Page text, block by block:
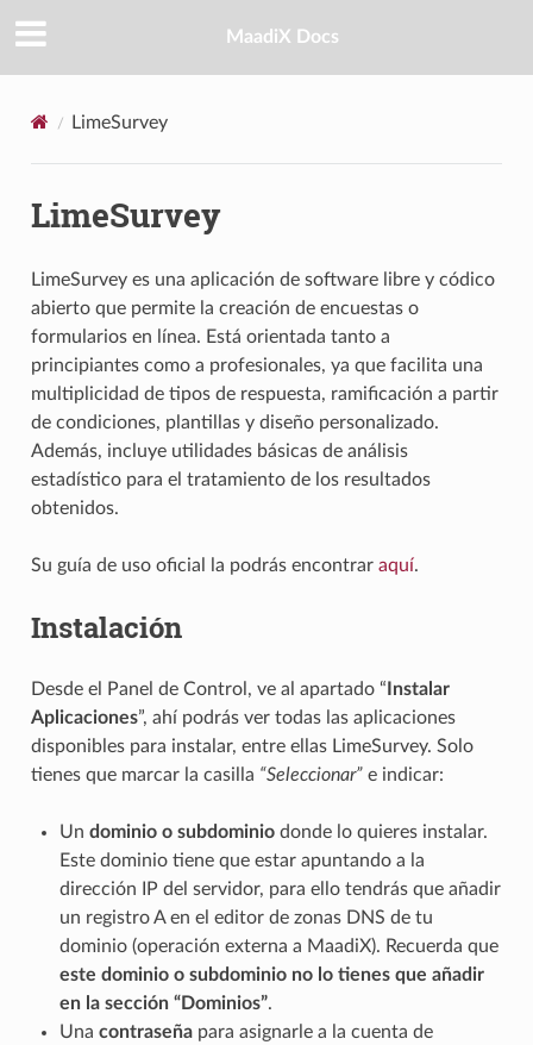
MaadiX Docs
LimeSurvey
LimeSurvey
LimeSurvey es una aplicación de software libre y códico
abierto que permite la creación de encuestas o
formularios en línea. Está orientada tanto a
principiantes como a profesionales, ya que facilita una
multiplicidad de tipos de respuesta, ramificación a partir
de condiciones, plantillas y diseño personalizado.
Además, incluye utilidades básicas de análisis
estadístico para el tratamiento de los resultados
obtenidos.
Su guía de uso oficial la podrás encontrar aquí.
Instalación
Desde el Panel de Control, ve al apartado “ Instalar
Aplicaciones”, ahí podrás ver todas las aplicaciones
disponibles para instalar, entre ellas LimeSurvey. Solo
tienes que marcar la casilla “Seleccionar”e indicar:
Un dominio o subdominiodonde lo quieres instalar.
Este dominio tiene que estar apuntando a la
dirección IP del servidor, para ello tendrás que añadir
un registro A en el editor de zonas DNS de tu
dominio (operación externa a MaadiX). Recuerda que
este dominio o subdominio no lo tienes que añadir
en la sección “Dominios”.
Una contraseñapara asignarle a la cuenta de